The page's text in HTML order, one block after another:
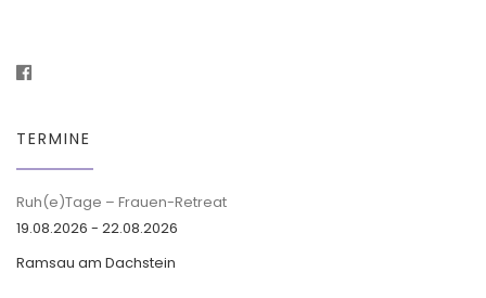
TERMINE
Ruh(e)Tage – Frauen-Retreat
19.08.2026 - 22.08.2026
Ramsau am Dachstein